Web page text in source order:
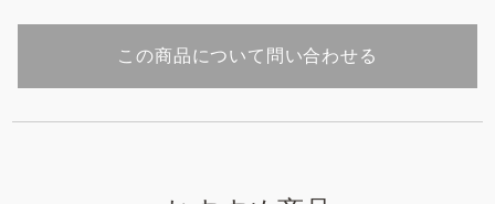
この商品について問い合わせる